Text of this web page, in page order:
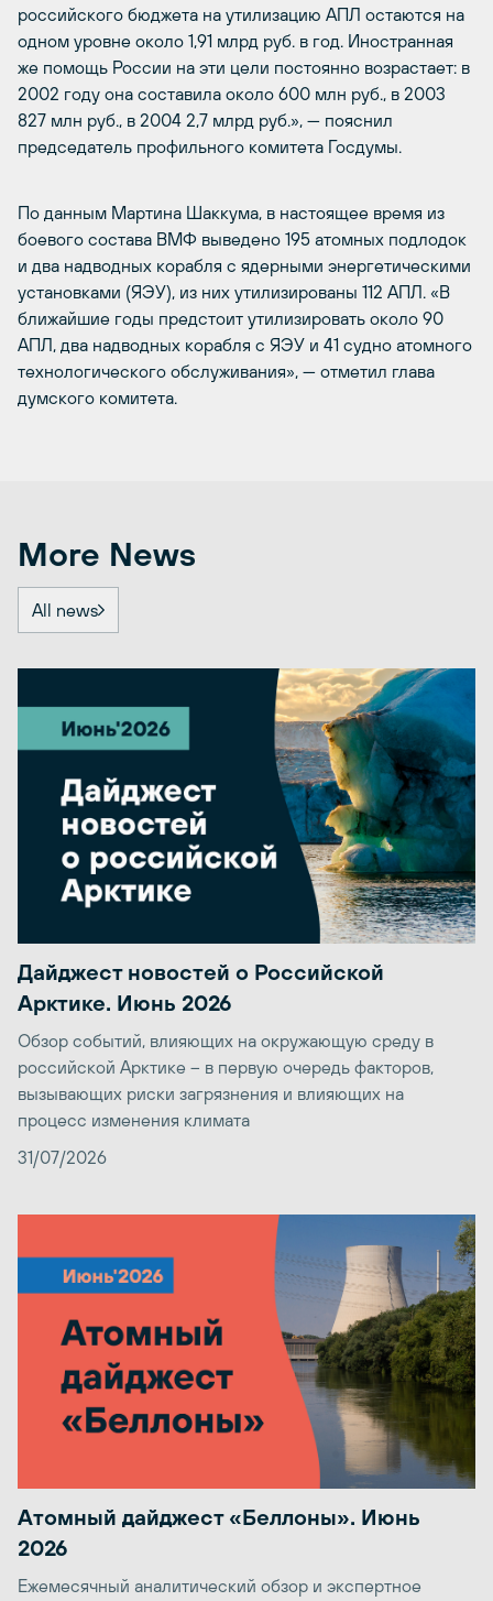
российского бюджета на утилизацию АПЛ остаются на
одном уровне около 1,91 млрд руб. в год. Иностранная
же помощь России на эти цели постоянно возрастает: в
2002 году она составила около 600 млн руб., в 2003
827 млн руб., в 2004 2,7 млрд руб.», — пояснил
председатель профильного комитета Госдумы.
По данным Мартина Шаккума, в настоящее время из
боевого состава ВМФ выведено 195 атомных подлодок
и два надводных корабля с ядерными энергетическими
установками (ЯЭУ), из них утилизированы 112 АПЛ. «В
ближайшие годы предстоит утилизировать около 90
АПЛ, два надводных корабля с ЯЭУ и 41 судно атомного
технологического обслуживания», — отметил глава
думского комитета.
More News
All news
Дайджест новостей о Российской
Арктике. Июнь 2026
Обзор событий, влияющих на окружающую среду в
российской Арктике – в первую очередь факторов,
вызывающих риски загрязнения и влияющих на
процесс изменения климата
31/07/2026
Атомный дайджест «Беллоны». Июнь
2026
Ежемесячный аналитический обзор и экспертное